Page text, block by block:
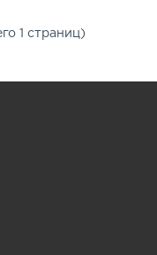
1 страниц)